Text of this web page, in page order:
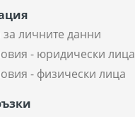
личните данни
- юридически лица
- физически лица